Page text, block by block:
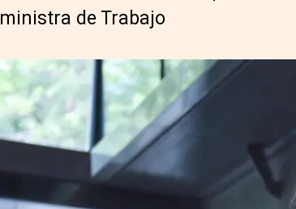
ministra de Trabajo